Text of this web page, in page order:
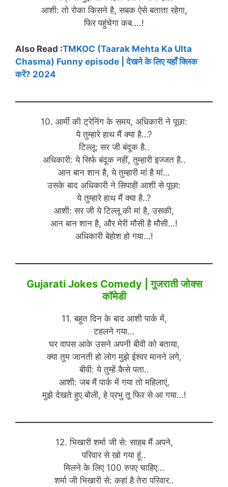
आशी: तो रोका किसने है, सबक ऐसे बताता रहेगा,
फिर पहुंचेगा कब….!
Also Read :TMKOC (Taarak Mehta Ka Ulta
Chasma) Funny episode | देखने के लिए यहाँ क्लिक
करें? 2024
10. आर्मी की ट्रेनिंग के समय, अधिकारी ने पूछा:
ये तुम्हारे हाथ मैं क्या है…?
टिल्लू: सर जी बंदूक है..
अधिकारी: ये सिर्फ बंदूक नहीं, तुम्हारी इज्जत है..
आन बान शान है, ये तुम्हारी मां है मां…
उसके बाद अधिकारी ने सिपाही आशी से पूछा:
ये तुम्हारे हाथ मैं क्या है..?
आशी: सर जी ये टिल्लू की मां है, उसकी,
आन बान शान है, और मेरी मौसी है मौसी…!
अधिकारी बेहोश हो गया…!
Gujarati Jokes Comedy | गुजराती जोक्स
कॉमेडी
11. बहुत दिन के बाद आशी पार्क में,
टहलने गया…
घर वापस आके उसने अपनी बीवी को बताया,
क्या तुम जानती हो लोग मुझे ईश्वर मानने लगे,
बीवी: ये तुम्हें कैसे पता..
आशी: जब मैं पार्क में गया तो महिलाएं,
मुझे देखते हुए बोली, हे प्रभु तू फिर से आ गया…!
12. भिखारी शर्मा जी से: साहब मैं अपने,
परिवार से खो गया हूं..
मिलने के लिए 100 रुपए चाहिए…
शर्मा जी भिखारी से: कहां है तेरा परिवार..